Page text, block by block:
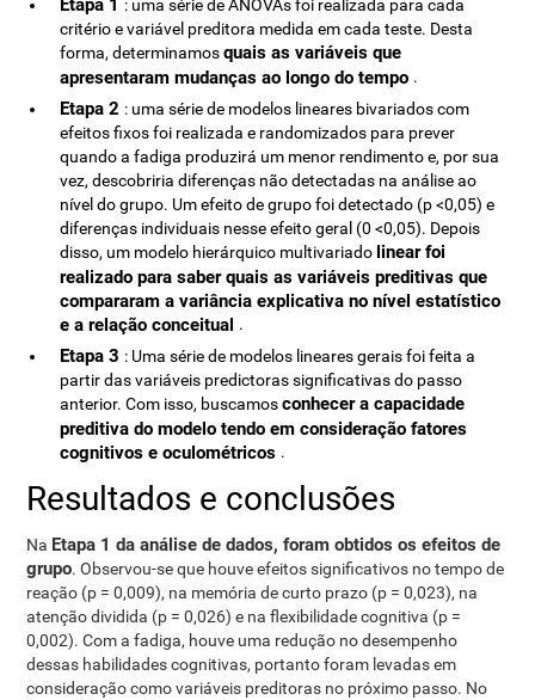
Etapa 1
: uma série de ANOVAs foi realizada para cada
critério e variável preditora medida em cada teste. Desta
forma, determinamosquais as variáveis que ​​
apresentaram mudanças ao longo do tempo .
Etapa 2 : uma série de modelos lineares bivariados com
efeitos fixos foi realizada e randomizados para prever
quando a fadiga produzirá um menor rendimento e, por sua
vez, descobriria diferenças não detectadas na análise ao
nível do grupo. Um efeito de grupo foi detectado (p <0,05) e
diferenças individuais nesse efeito geral (0 <0,05). Depois
disso, um modelo hierárquico multivariado linear foi
realizado para saber quais as variáveis ​​preditivas que
compararam a variância explicativa no nível estatístico
e a relação conceitual .
Etapa 3 : Uma série de modelos lineares gerais foi feita a
partir das variáveis ​​predictoras significativas do passo
anterior. Com isso, buscamosconhecer a capacidade
preditiva do modelo tendo em consideração fatores
cognitivos e oculométricos .
Resultados e conclusões
Na Etapa 1 da análise de dados, foram obtidos os efeitos de
grupo. Observou-se que houve efeitos significativos no tempo de
reação (p = 0,009), na memória de curto prazo (p = 0,023), na
atenção dividida (p = 0,026) e na flexibilidade cognitiva (p =
0,002). Com a fadiga, houve uma redução no desempenho
dessas habilidades cognitivas, portanto foram levadas em
consideração como variáveis ​​preditoras no próximo passo. No